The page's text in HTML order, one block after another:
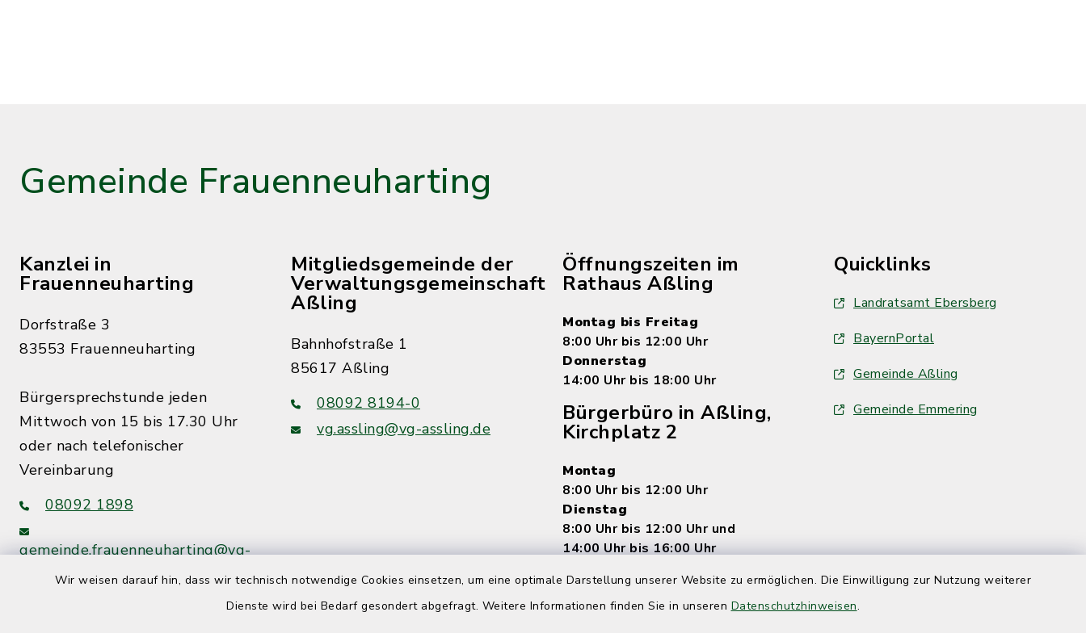
Wir weisen darauf hin, dass wir technisch notwendige Cookies einsetzen, um eine optimale Darstellung unserer Website zu ermöglichen. Die Einwilligung zur Nutzung weiterer
Dienste wird bei Bedarf gesondert abgefragt. Weitere Informationen finden Sie in unseren Datenschutzhinweisen.
Gemeinde Frauenneuharting
Kanzlei in
Frauenneuharting
Dorfstraße 3
83553 Frauenneuharting
Bürgersprechstunde jeden
Mittwoch von 15 bis 17.30 Uhr
oder nach telefonischer
Vereinbarung
08092 1898
gemeinde.frauenneuharting@vg-
Mitgliedsgemeinde der
Verwaltungsgemeinschaft
Aßling
Bahnhofstraße 1
85617 Aßling
08092 8194-0
vg.assling@vg-assling.de
Öffnungszeiten im
Rathaus Aßling
Montag bis Freitag
8:00 Uhr bis 12:00 Uhr
Donnerstag
14:00 Uhr bis 18:00 Uhr
Bürgerbüro in Aßling,
Kirchplatz 2
Montag
8:00 Uhr bis 12:00 Uhr
Dienstag
8:00 Uhr bis 12:00 Uhr und
14:00 Uhr bis 16:00 Uhr
7:15 Uhr bis 12:00 Uhr
Donnerstag
Quicklinks
Landratsamt Ebersberg
BayernPortal
Gemeinde Aßling
Gemeinde Emmering